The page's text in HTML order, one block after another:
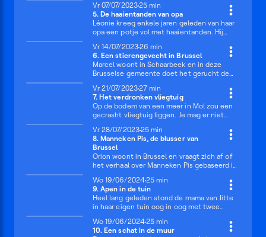
Vrijdag 7 juli 2023
Vr 07/07/202325 minuten
25 min
5. De haaientanden van opa
Léonie kreeg enkele jaren geleden van haar
opa een potje vol met haaientanden. Hij
de buurt leefden. Maar Léonie woont
helemaal niet dicht bij de zee. Hoe kan dat
dan? Of zijn het geen échte haaientanden?
Inja en Léonie zetten hun tanden in dit
mysterie en graven diep tot ze een
antwoord vinden.
Vrijdag 14 juli 2023
Vr 14/07/202326 minuten
26 min
6. Een stierengevecht in Brussel
Marcel woont in Schaarbeek en in deze
Brusselse gemeente doet het gerucht de
stierengevecht zou hebben plaatsgevonden
met stieren en toreadors uit Spanje, in een
échte arena met duizenden bezoekers.
Kunnen Marcel en Inja dit beestige verhaal
bewijzen? Of is het allemaal één grote
leugen?
Vrijdag 21 juli 2023
Vr 21/07/202327 minuten
27 min
7. Het verdronken vliegtuig
Op de bodem van een meer in Mol zou een
gecrasht vliegtuig liggen. Je mag er niet
anders trekt de geest van de piloot je naar
beneden! Sam wil weten of dit boeiende
verhaal wel waar is. Inja en Sam duiken naar
de waarheid van dit mysterie!
Vrijdag 28 juli 2023
Vr 28/07/202325 minuten
25 min
8. Manneken Pis, de blusser van
Brussel
Orion woont in Brussel en vraagt zich af of
het verhaal over Manneken Pis gebaseerd is
manneken al plassend de stad Brussel gered
van een grote brand? Inja helpt Orion om dit
fascinerende én bovendien
wereldberoemde verhaal uit te pluizen.
Woensdag 19 juni 2024
Wo 19/06/202425 minuten
25 min
9. Apen in de tuin
Heel lang geleden stond de mama van Jitte
in haar eigen tuin oog in oog met twee
vertelde. Maar kan dat wel? Wat deden die
apen in Genk? En wat is Zwartberg? Jitte en
Woensdag 19 juni 2024
Wo 19/06/202425 minuten
25 min
10. Een schat in de muur